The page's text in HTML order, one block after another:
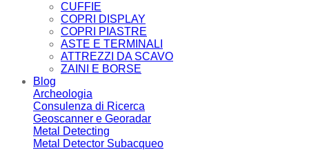
CUFFIE
COPRI DISPLAY
COPRI PIASTRE
ASTE E TERMINALI
ATTREZZI DA SCAVO
ZAINI E BORSE
Blog
Archeologia
Consulenza di Ricerca
Geoscanner e Georadar
Metal Detecting
Metal Detector Subacqueo